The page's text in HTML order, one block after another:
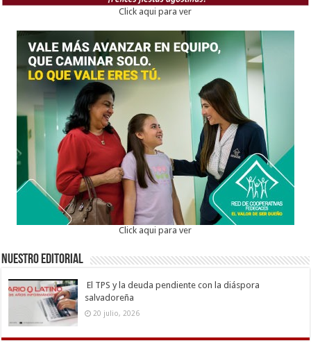
Click aqui para ver
Click aqui para ver
Nuestro Editorial
El TPS y la deuda pendiente con la diáspora
salvadoreña
20 julio, 2026